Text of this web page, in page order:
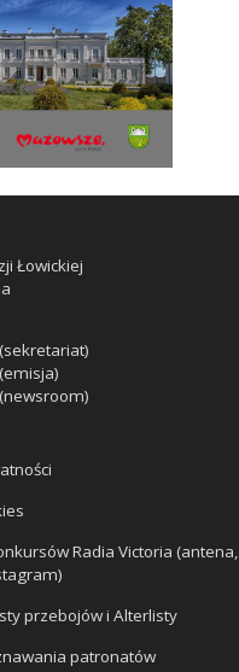
Łowickiej
Radia Victoria (antena,
przebojów i Alterlisty
patronatów